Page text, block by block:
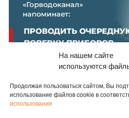
На нашем сайте
используются
Продолжая пользоваться сайтом, Вы
использование файлов cookie в
использования